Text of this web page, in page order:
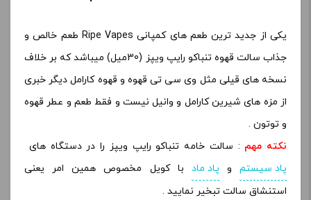
یکی از جدید ترین طعم های کمپانی Ripe Vapes طعم خالص و
جذاب سالت قهوه تنباکو رایپ ویپز (30میل) میباشد که بر خلاف
نسخه های قیلی مثل وی سی تی قهوه و قهوه کارامل دیگر خبری
از مزه های شیرین کارامل و وانیل نیست و فقط طعم و عطر قهوه
و توتون .
نکته مهم : سالت خامه تنباکو رایپ ویپز را در دستگاه های
پاد سیستم و پاد ماد با کویل مخصوص همین امر یعنی
استنشاق سالت تبخیر نمایید .